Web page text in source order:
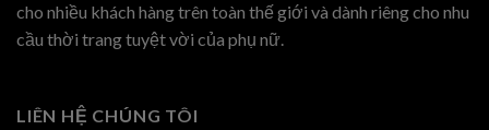
cho nhiều khách hàng trên toàn thế giới và dành riêng cho nhu
cầu thời trang tuyệt vời của phụ nữ.
LIÊN HỆ CHÚNG TÔI